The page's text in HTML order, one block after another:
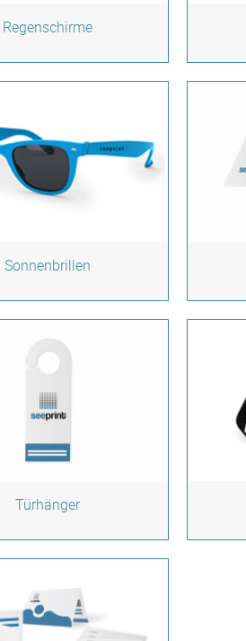
Regenschirme
Sonnenbrillen
Türhänger